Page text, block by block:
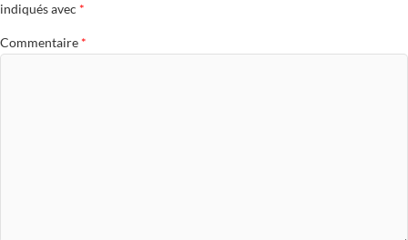
indiqués avec *
Commentaire *